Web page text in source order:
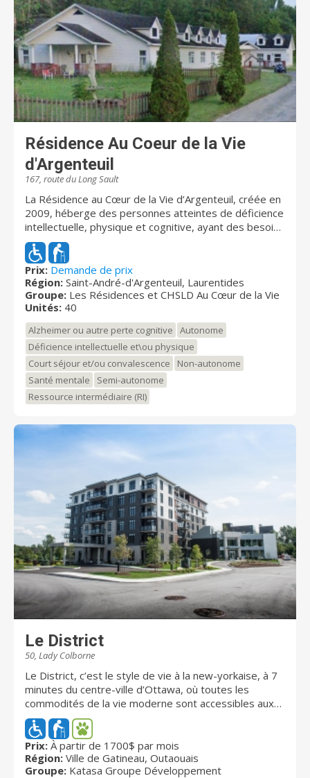
Résidence Au Coeur de la Vie
d'Argenteuil
167, route du Long Sault
La Résidence au Cœur de la Vie d’Argenteuil, créée en
2009, héberge des personnes atteintes de déficience
intellectuelle, physique et cognitive, ayant des besoins
d’assistance et de soins. Toutes les chambres
(simples ou doubles) sont équipées de commodités
et accessoires contribuant à agrémenter le séjour de
nos résidents. Les résidents jouissent de soins et
services de qualité offerts par un personnel
compétent et professionnel, le tout dans un
environnement sain et sécuritaire. Les Résidences au
Cœur de la Vie sont agréées par le Conseil Québécois
d’Agrément (CQA) et sont membres de l'Association
des ressources intermédiaires d'hébergement du
Québec (ARIHQ)
Prix: Demande de prix
Région: Saint-André-d'Argenteuil, Laurentides
Groupe: Les Résidences et CHSLD Au Cœur de la Vie
Unités: 40
Alzheimer ou autre perte cognitive
Autonome
Déficience intellectuelle et\ou physique
Court séjour et/ou convalescence
Non-autonome
Santé mentale
Semi-autonome
Ressource intermédiaire (RI)
Le District
50, Lady Colborne
Le District, c’est le style de vie à la new-yorkaise, à 7
minutes du centre-ville d’Ottawa, où toutes les
commodités de la vie moderne sont accessibles aux
retraités autonomes qui cherchent des résidences de
luxe dans un milieu de vie chic, urbain et exclusif. De
plus, la salle à manger du Bistro Le District (restaurant
ouvert au public), située au premier étage du Club,
vous accueille dans un environnement convivial où
Prix: À partir de 1700$ par mois
Région: Ville de Gatineau, Outaouais
Groupe: Katasa Groupe Développement